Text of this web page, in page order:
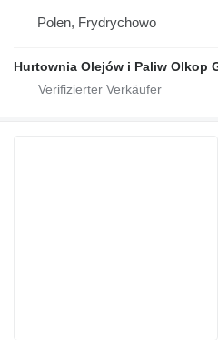
Polen, Frydrychowo
Hurtownia Olejów i Paliw Olkop